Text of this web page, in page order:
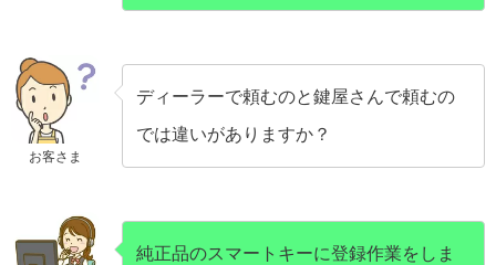
お客さま
ディーラーで頼むのと鍵屋さんで頼むの
では違いがありますか？
純正品のスマートキーに登録作業をしま